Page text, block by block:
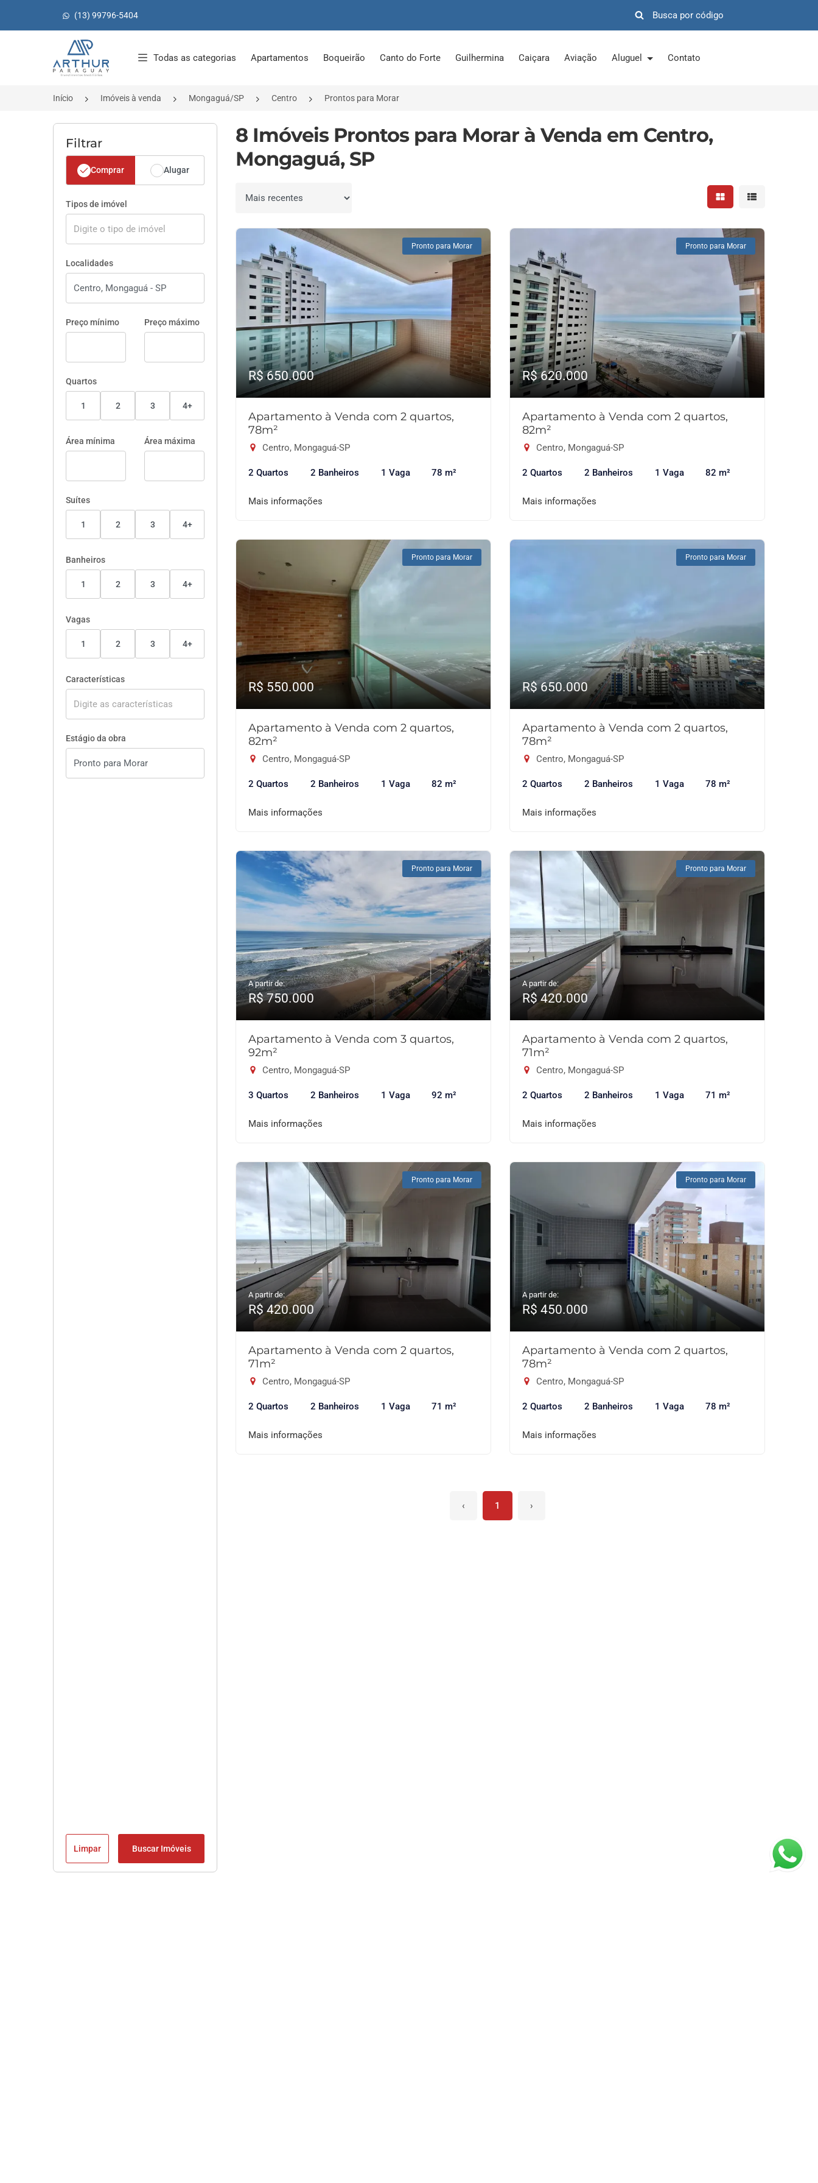
(13) 99796-5404
Página inicial
Todas as categorias Apartamentos Boqueirão Canto do Forte Guilhermina Caiçara Aviação Aluguel Contato
Início Imóveis à venda Mongaguá/SP Centro Prontos para Morar
Filtrar
Comprar Alugar
Tipos de imóvel
Localidades
Preço mínimo Preço máximo
Quartos
1 2 3 4+
Área mínima Área máxima
Suítes
1 2 3 4+
Banheiros
1 2 3 4+
Vagas
1 2 3 4+
Características
Estágio da obra
Limpar Buscar Imóveis
8 Imóveis Prontos para Morar à Venda em Centro,
Mongaguá, SP
Ordenar por Mostrar resultados em
Mostrar
Pronto para Morar
R$ 650.000
Apartamento à Venda com 2 quartos,
78m²
Centro, Mongaguá-SP
2 Quartos 2 Banheiros 1 Vaga 78 m²
Mais informações
Pronto para Morar
R$ 620.000
Apartamento à Venda com 2 quartos,
82m²
Centro, Mongaguá-SP
2 Quartos 2 Banheiros 1 Vaga 82 m²
Mais informações
Pronto para Morar
R$ 550.000
Apartamento à Venda com 2 quartos,
82m²
Centro, Mongaguá-SP
2 Quartos 2 Banheiros 1 Vaga 82 m²
Mais informações
Pronto para Morar
R$ 650.000
Apartamento à Venda com 2 quartos,
78m²
Centro, Mongaguá-SP
2 Quartos 2 Banheiros 1 Vaga 78 m²
Mais informações
Pronto para Morar
A partir de:
R$ 750.000
Apartamento à Venda com 3 quartos,
92m²
Centro, Mongaguá-SP
3 Quartos 2 Banheiros 1 Vaga 92 m²
Mais informações
Pronto para Morar
A partir de:
R$ 420.000
Apartamento à Venda com 2 quartos,
71m²
Centro, Mongaguá-SP
2 Quartos 2 Banheiros 1 Vaga 71 m²
Mais informações
Pronto para Morar
A partir de:
R$ 420.000
Apartamento à Venda com 2 quartos,
71m²
Centro, Mongaguá-SP
2 Quartos 2 Banheiros 1 Vaga 71 m²
Mais informações
Pronto para Morar
A partir de:
R$ 450.000
Apartamento à Venda com 2 quartos,
78m²
Centro, Mongaguá-SP
2 Quartos 2 Banheiros 1 Vaga 78 m²
Mais informações
‹ 1 ›